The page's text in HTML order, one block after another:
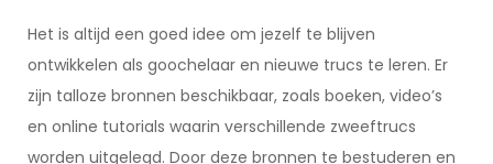
Het is altijd een goed idee om jezelf te blijven
ontwikkelen als goochelaar en nieuwe trucs te leren. Er
zijn talloze bronnen beschikbaar, zoals boeken, video’s
en online tutorials waarin verschillende zweeftrucs
worden uitgelegd. Door deze bronnen te bestuderen en